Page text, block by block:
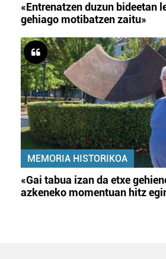
«Entrenatzen duzun bideetan
gehiago motibatzen zaitu»
MEMORIA HISTORIKOA
«Gai tabua izan da etxe
azkeneko momentuan hitz